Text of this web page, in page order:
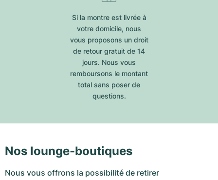
Si la montre est livrée à
votre domicile, nous
vous proposons un droit
de retour gratuit de 14
jours. Nous vous
remboursons le montant
total sans poser de
questions.
Nos lounge-boutiques
Nous vous offrons la possibilité de retirer